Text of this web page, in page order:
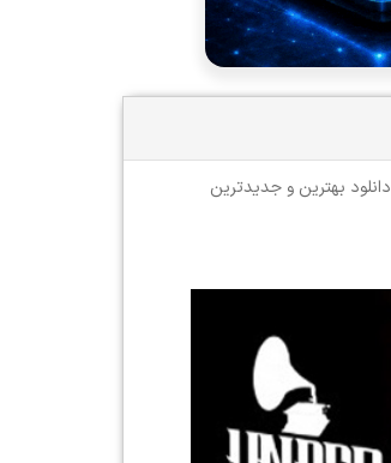
دانلود بهترین و جدیدترین